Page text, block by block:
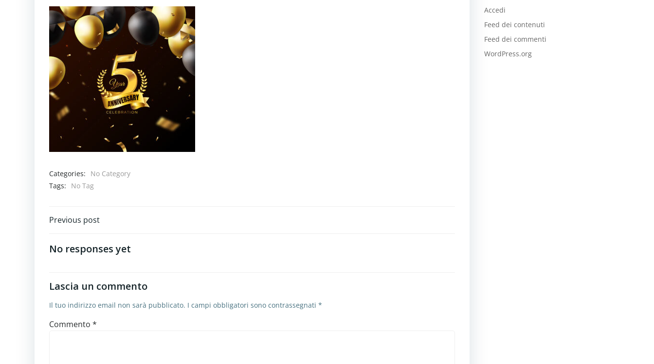
Categories:
No Category
Tags:
No Tag
Navigazione
articoli
Previous post
No responses yet
Lascia un commento
Il tuo indirizzo email non sarà pubblicato. I campi obbligatori sono contrassegnati *
Commento *
Accedi
Feed dei contenuti
Feed dei commenti
WordPress.org